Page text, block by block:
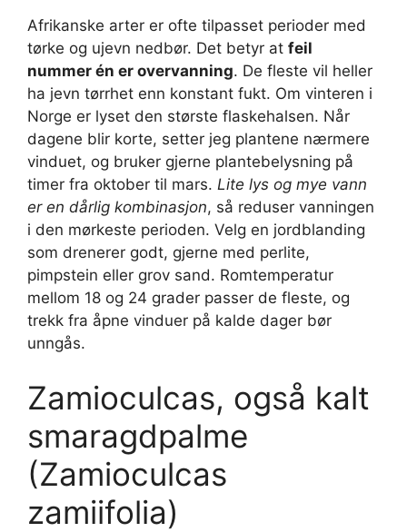
Afrikanske arter er ofte tilpasset perioder med
tørke og ujevn nedbør. Det betyr at feil
nummer én er overvanning. De fleste vil heller
ha jevn tørrhet enn konstant fukt. Om vinteren i
Norge er lyset den største flaskehalsen. Når
dagene blir korte, setter jeg plantene nærmere
vinduet, og bruker gjerne plantebelysning på
timer fra oktober til mars. Lite lys og mye vann
er en dårlig kombinasjon, så reduser vanningen
i den mørkeste perioden. Velg en jordblanding
som drenerer godt, gjerne med perlite,
pimpstein eller grov sand. Romtemperatur
mellom 18 og 24 grader passer de fleste, og
trekk fra åpne vinduer på kalde dager bør
unngås.
Zamioculcas, også kalt
smaragdpalme
(Zamioculcas
zamiifolia)